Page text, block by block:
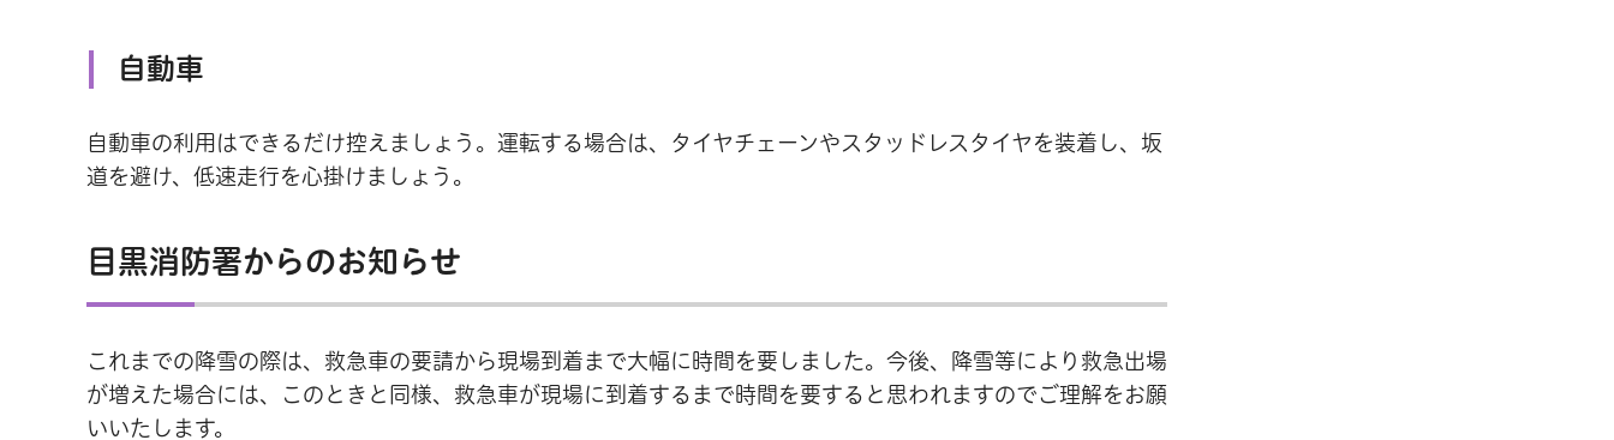
自動車
自動車の利用はできるだけ控えましょう。運転する場合は、タイヤチェーンやスタッドレスタイヤを装着し、坂
道を避け、低速走行を心掛けましょう。
目黒消防署からのお知らせ
これまでの降雪の際は、救急車の要請から現場到着まで大幅に時間を要しました。今後、降雪等により救急出場
が増えた場合には、このときと同様、救急車が現場に到着するまで時間を要すると思われますのでご理解をお願
いいたします。